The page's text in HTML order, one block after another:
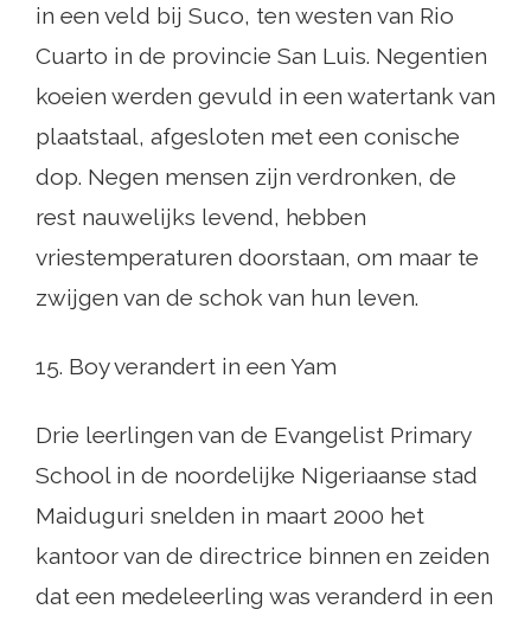
in een veld bij Suco, ten westen van Rio
Cuarto in de provincie San Luis. Negentien
koeien werden gevuld in een watertank van
plaatstaal, afgesloten met een conische
dop. Negen mensen zijn verdronken, de
rest nauwelijks levend, hebben
vriestemperaturen doorstaan, om maar te
zwijgen van de schok van hun leven.
15. Boy verandert in een Yam
Drie leerlingen van de Evangelist Primary
School in de noordelijke Nigeriaanse stad
Maiduguri snelden in maart 2000 het
kantoor van de directrice binnen en zeiden
dat een medeleerling was veranderd in een